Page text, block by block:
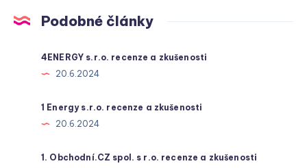
Podobné články
4ENERGY s.r.o. recenze a zkušenosti
20.6.2024
1 Energy s.r.o. recenze a zkušenosti
20.6.2024
1. Obchodní.CZ spol. s r.o. recenze a zkušenosti